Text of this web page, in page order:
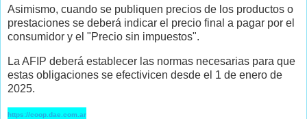
Asimismo, cuando se publiquen precios de los productos o
prestaciones se deberá indicar el precio final a pagar por el
consumidor y el "Precio sin impuestos".
La AFIP deberá establecer las normas necesarias para que
estas obligaciones se efectivicen desde el 1 de enero de
2025.
https://coop.dae.com.ar